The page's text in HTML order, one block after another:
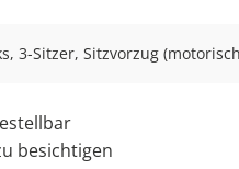
3-Sitzer, Sitzvorzug
besichtigen